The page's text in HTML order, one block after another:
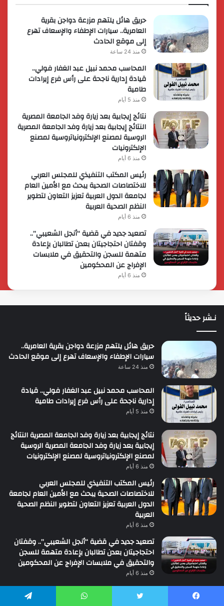
حريق هائل يلتهم مزرعة دواجن بقرية
العامرية.. سيارات الإطفاء والإسعاف تهرع
إلى موقع الحادث
منذ 24 ساعة
المحاسب محمد نبيل عبد الغفار فولي..
قيادة إدارية ناجحة على رأس فرع إيرادات
طامية
منذ 5 أيام
نتائج إيجابية بعد زيارة وفد الجامعة المصرية
النتائج إيجابية بعد زيارة وفد الجامعة المصرية
الروسية لمصنع الإلكترونياتروسية لمصنع
الإلكترونيات
منذ 6 أيام
رئيس المكتب التنفيذي للمجلس العربي
للاختصاصات الصحية يبحث مع الأمين العام
لجامعة الدول العربية تعزيز التعاون لتطوير
النظم الصحية العربية
منذ 6 أيام
تصعيد جديد في قضية “أنجل الشعيبي”..
وقفتان احتجاجيتان بعدن تطالبان بإعادة
متهمة للسجن والتحقيق في ملابسات
الإفراج عن المحكومين
منذ 6 أيام
نـشر حديثاً
حريق هائل يلتهم مزرعة دواجن بقرية العامرية..
سيارات الإطفاء والإسعاف تهرع إلى موقع الحادث
منذ 24 ساعة
المحاسب محمد نبيل عبد الغفار فولي.. قيادة
إدارية ناجحة على رأس فرع إيرادات طامية
منذ 5 أيام
نتائج إيجابية بعد زيارة وفد الجامعة المصرية النتائج
إيجابية بعد زيارة وفد الجامعة المصرية الروسية
لمصنع الإلكترونياتروسية لمصنع الإلكترونيات
منذ 6 أيام
رئيس المكتب التنفيذي للمجلس العربي
للاختصاصات الصحية يبحث مع الأمين العام لجامعة
الدول العربية تعزيز التعاون لتطوير النظم الصحية
العربية
منذ 6 أيام
تصعيد جديد في قضية “أنجل الشعيبي”.. وقفتان
احتجاجيتان بعدن تطالبان بإعادة متهمة للسجن
والتحقيق في ملابسات الإفراج عن المحكومين
منذ 6 أيام
الأكثر تعليقاً